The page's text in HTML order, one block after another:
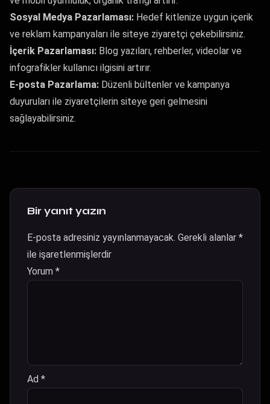
Sosyal Medya Pazarlaması: Hedef kitlenize uygun içerik
ve reklam kampanyaları ile siteye ziyaretçi çekebilirsiniz.
İçerik Pazarlaması: Blog yazıları, rehberler, videolar ve
infografikler kullanıcı ilgisini artırır.
E-posta Pazarlama: Düzenli bültenler ve kampanya
duyuruları ile ziyaretçilerin siteye geri gelmesini
sağlayabilirsiniz.
Bir yanıt yazın
E-posta adresiniz yayınlanmayacak. Gerekli alanlar *
ile işaretlenmişlerdir
Yorum *
Ad *